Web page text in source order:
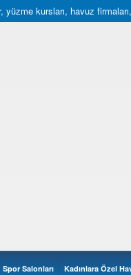
kursları, havuz
Salonları Kadınlara Özel